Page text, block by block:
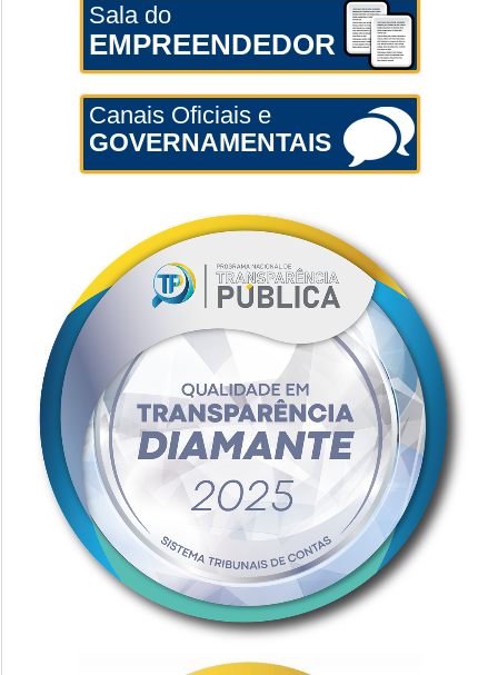
Sala do
EMPREENDEDOR
Canais Oficiais e
GOVERNAMENTAIS